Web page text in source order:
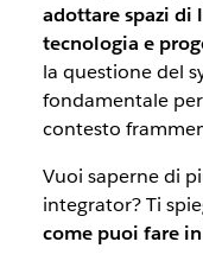
adottare spazi di
tecnologia e
la questione del
fondamentale
contesto
Vuoi saperne di
integrator? Ti
come puoi fare